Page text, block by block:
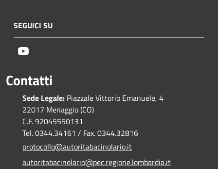
SEGUICI SU
Contatti
Sede Legale: Piazzale Vittorio Emanuele, 4
22017 Menaggio (CO)
C.F. 92045550131
Tel. 0344.34161 / Fax. 0344.32816
protocollo@autoritabacinolario.it
autoritabacinolario@pec.regione.lombardia.it